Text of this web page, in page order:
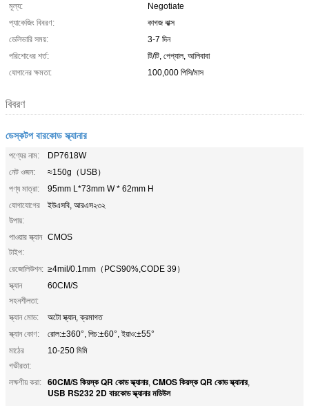
মূল্য:
Negotiate
প্যাকেজিং বিবরণ:
কাগজ বাক্স
ডেলিভারি সময়:
3-7 দিন
পরিশোধের শর্ত:
টি/টি, পেপ্যাল, আলিবাবা
যোগানের ক্ষমতা:
100,000 পিসি/মাস
বিবরণ
ডেস্কটপ বারকোড স্ক্যানার
পণ্যের নাম:
DP7618W
নেট ওজন:
≈150g（USB）
পণ্য মাত্রা:
95mm L*73mm W * 62mm H
যোগাযোগের
উপায়:
ইউএসবি, আরএস২৩২
পাওয়ার স্ক্যান
টাইপ:
CMOS
রেজোলিউশন: ≥4mil/0.1mm（PCS90%,CODE 39）
স্ক্যান
সহনশীলতা:
60CM/S
স্ক্যান মোড:
অটো স্ক্যান, ক্রমাগত
স্ক্যান কোণ:
রোল:±360°, পিচ:±60°, ইয়াও:±55°
মাঠের
গভীরতা:
10-250 মিমি
লক্ষণীয় করা: 60CM/S কিয়স্ক QR কোড স্ক্যানার, CMOS কিয়স্ক QR কোড স্ক্যানার,
USB RS232 2D বারকোড স্ক্যানার মডিউল